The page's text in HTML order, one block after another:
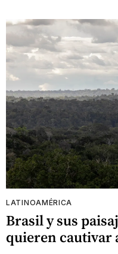
LATINOAMÉRICA
Brasil y sus
quieren cautivar